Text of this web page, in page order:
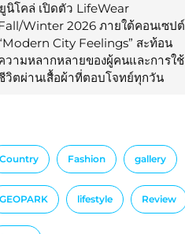
ยูนิโคล่ เปิดตัว LifeWear
Winter 2026 ภายใต้คอนเซปต์
City Feelings” สะท้อน
วามหลากหลายของผู้คนและการใช้
วิตผ่านเสื้อผ้าที่ตอบโจทย์ทุกวัน
Country Fashion gallery
GEOPARK lifestyle Review